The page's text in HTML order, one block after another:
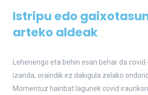
Istripu edo
arteko aldeak
Lehenengo eta behin esan behar da
izanda, oraindik ez dakigula zelako
Momentuz hainbat lagunek covid